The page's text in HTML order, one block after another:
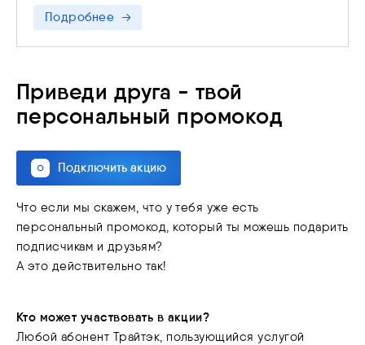
Подробнее
Приведи друга - твой
персональный промокод
Подключить акцию
Что если мы скажем, что у тебя уже есть
персональный промокод, который ты можешь подарить
подписчикам и друзьям?
А это действительно так!
Кто может участвовать в акции?
Любой абонент Трайтэк, пользующийся услугой